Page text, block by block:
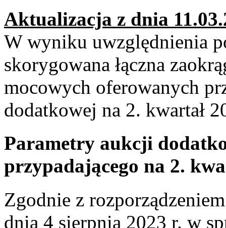
Aktualizacja z dnia
W wyniku uwzględnienia
skorygowana łączna
mocowych oferowanych
dodatkowej na 2. kwartał
Parametry aukcji
przypadającego na 2.
Zgodnie z
dnia 4 sierpnia 2023 r. w